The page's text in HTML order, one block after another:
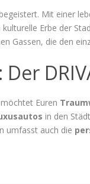
Mit einer
Erbe der
Gassen, die den
Euren
in den
umfasst auch die